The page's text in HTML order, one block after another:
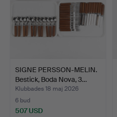
SIGNE PERSSON-MELIN.
Bestick, Boda Nova, 3…
Klubbades 18 maj 2026
6 bud
507 USD